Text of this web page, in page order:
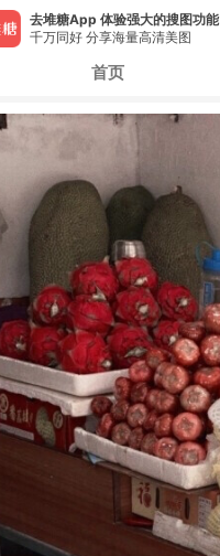
去堆糖App 体验强大的搜图功能
千万同好 分享海量高清美图
首页